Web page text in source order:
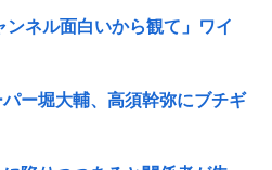
ネル面白いから観て」ワイ
パー堀大輔、高須幹弥にブチギ